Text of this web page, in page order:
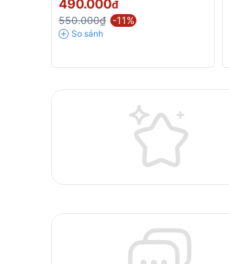
490.000đ
550.000₫ -11%
So sánh